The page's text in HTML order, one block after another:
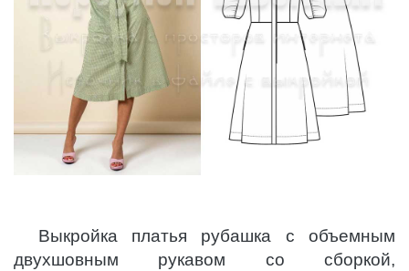
Выкройка платья рубашка с объемным
двухшовным рукавом со сборкой,